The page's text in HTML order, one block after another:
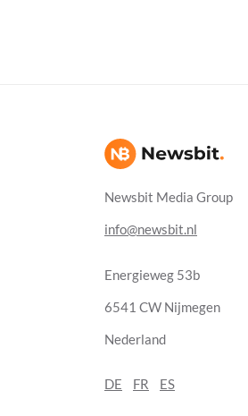
Newsbit Media Group
info@newsbit.nl
Energieweg 53b
6541 CW Nijmegen
Nederland
DE FR ES